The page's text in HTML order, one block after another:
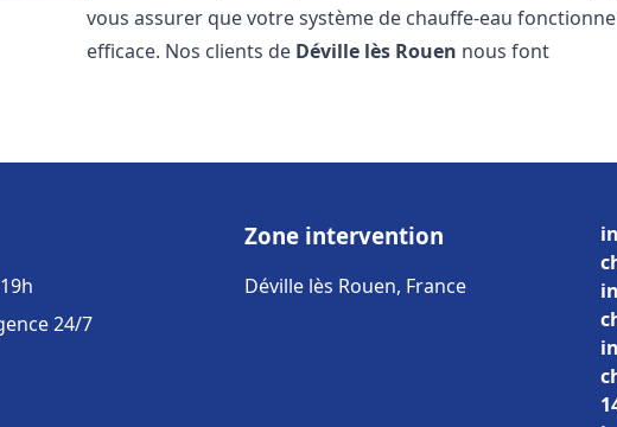
vous assurer que votre système de chauffe-eau
efficace. Nos clients de Déville lès Rouen nous font
24/7
Zone intervention
Déville lès Rouen, France